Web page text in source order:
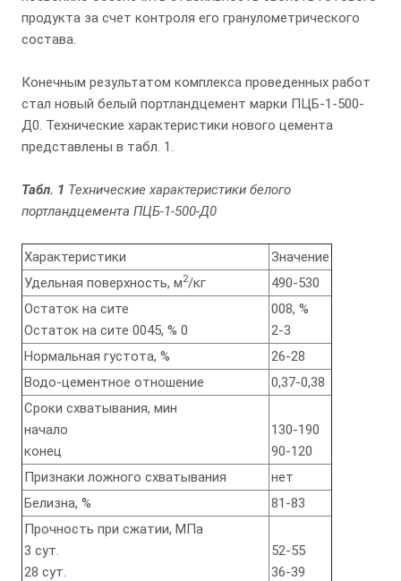
продукта за счет контроля его гранулометрического
состава.
Конечным результатом комплекса проведенных работ
стал новый белый портландцемент марки ПЦБ-1-500-
Д0. Технические характеристики нового цемента
представлены в табл. 1.
Табл. 1 Технические характеристики белого
портландцемента ПЦБ-1-500-Д0
Характеристики
Значение
Удельная поверхность, м2/кг
490-530
Остаток на сите
Остаток на сите 0045, % 0
008, %
2-3
Нормальная густота, %
26-28
Водо-цементное отношение
0,37-0,38
Сроки схватывания, мин
начало
конец
130-190
90-120
Признаки ложного схватывания
нет
Белизна, %
81-83
Прочность при сжатии, МПа
3 сут.
28 сут.
52-55
36-39